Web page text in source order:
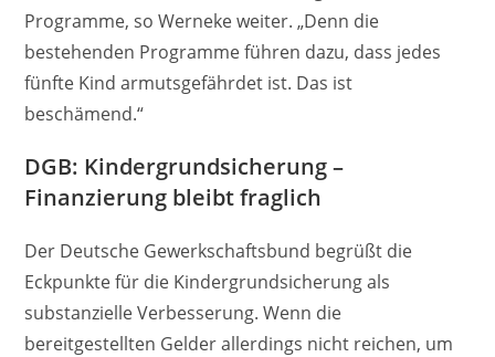
Programme, so Werneke weiter. „Denn die
bestehenden Programme führen dazu, dass jedes
fünfte Kind armutsgefährdet ist. Das ist
beschämend.“
DGB: Kindergrundsicherung –
Finanzierung bleibt fraglich
Der Deutsche Gewerkschaftsbund begrüßt die
Eckpunkte für die Kindergrundsicherung als
substanzielle Verbesserung. Wenn die
bereitgestellten Gelder allerdings nicht reichen, um